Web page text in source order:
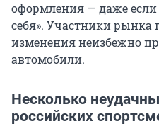
оформления — даже
себя». Участники рынка
изменения неизбежно
автомобили.
Несколько
российских